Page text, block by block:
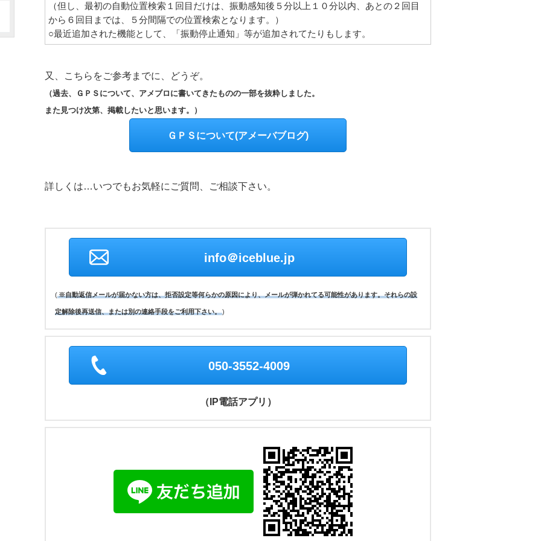
（但し、最初の自動位置検索１回目だけは、振動感知後５分以上１０分以内、あとの２回目
から６回目までは、５分間隔での位置検索となります。）
○最近追加された機能として、「振動停止通知」等が追加されてたりもします。
又、こちらをご参考までに、どうぞ。
（過去、ＧＰＳについて、アメブロに書いてきたものの一部を抜粋しました。
また見つけ次第、掲載したいと思います。）
ＧＰＳについて(アメーバブログ)
詳しくは…いつでもお気軽にご質問、ご相談下さい。
info＠iceblue.jp
(※自動返信メールが届かない方は、拒否設定等何らかの原因により、メールが弾かれてる可能性があります。それらの設
定解除後再送信、または別の連絡手段をご利用下さい。)
050-3552-4009
（IP電話アプリ）